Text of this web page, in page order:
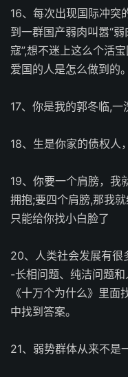
16、每次出现国际冲突
到一群国产弱肉叫嚣“
寇”,想不迷上这么个活
爱国的人是怎么做到的。
17、你是我的郭冬临,一
18、生是你家的债权人
19、你要一个肩膀，我
拥抱;要四个肩膀,那我
只能给你找小白脸了
20、人类社会发展有
-长相问题、纯洁问题
《十万个为什么》里
中找到答案。
21、弱势群体从来不是